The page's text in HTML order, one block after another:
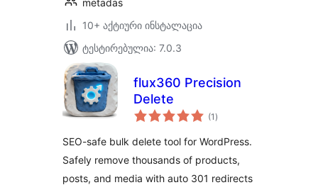
metadas
10+ აქტიური ინსტალაცია
ტესტირებულია: 7.0.3
flux360 Precision
Delete
(1 საერთო
რეიტინგი
)
SEO-safe bulk delete tool for WordPress.
Safely remove thousands of products,
posts, and media with auto 301 redirects